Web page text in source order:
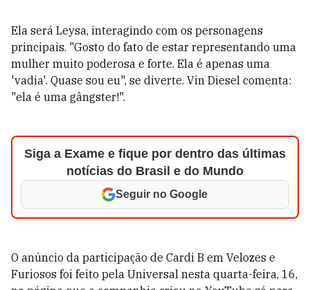
Ela será Leysa, interagindo com os personagens
principais. "Gosto do fato de estar representando uma
mulher muito poderosa e forte. Ela é apenas uma
'vadia'. Quase sou eu", se diverte. Vin Diesel comenta:
"ela é uma gângster!".
Siga a Exame e fique por dentro das últimas
notícias do Brasil e do Mundo
Seguir no Google
O anúncio da participação de Cardi B em Velozes e
Furiosos foi feito pela Universal nesta quarta-feira, 16,